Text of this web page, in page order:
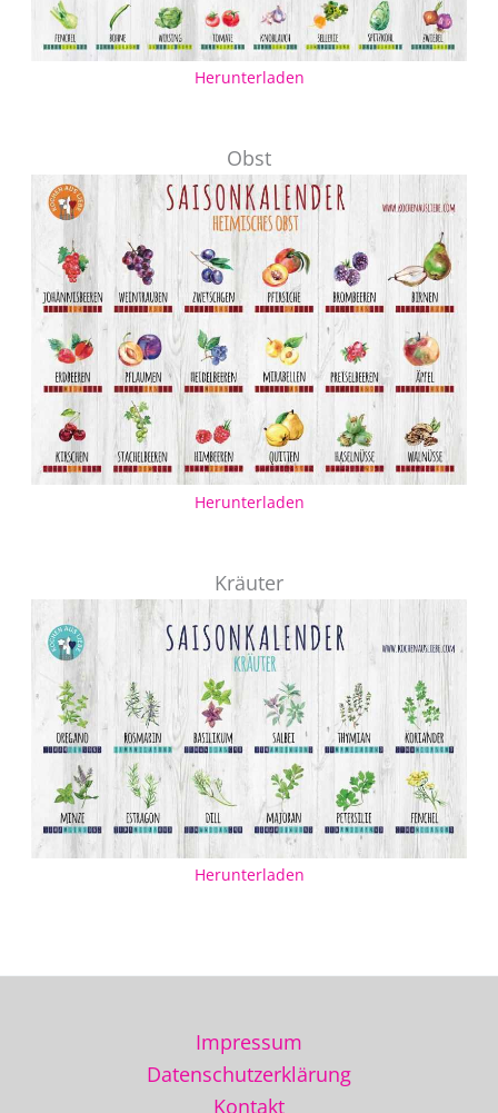
Herunterladen
Obst
Herunterladen
Kräuter
Herunterladen
Impressum
Datenschutzerklärung
Kontakt